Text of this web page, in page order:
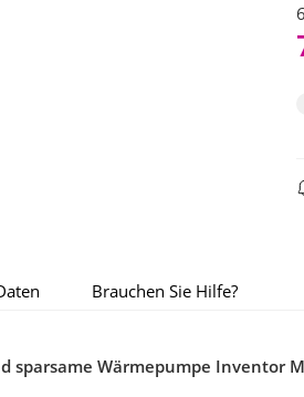
Brauchen Sie Hilfe?
sparsame Wärmepumpe Inventor